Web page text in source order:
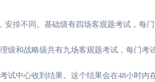
排不同。基础级有四场客观题考试，每
级和战略级共有九场客观题考试，每门考
试中心收到结果。这个结果会在48小时内